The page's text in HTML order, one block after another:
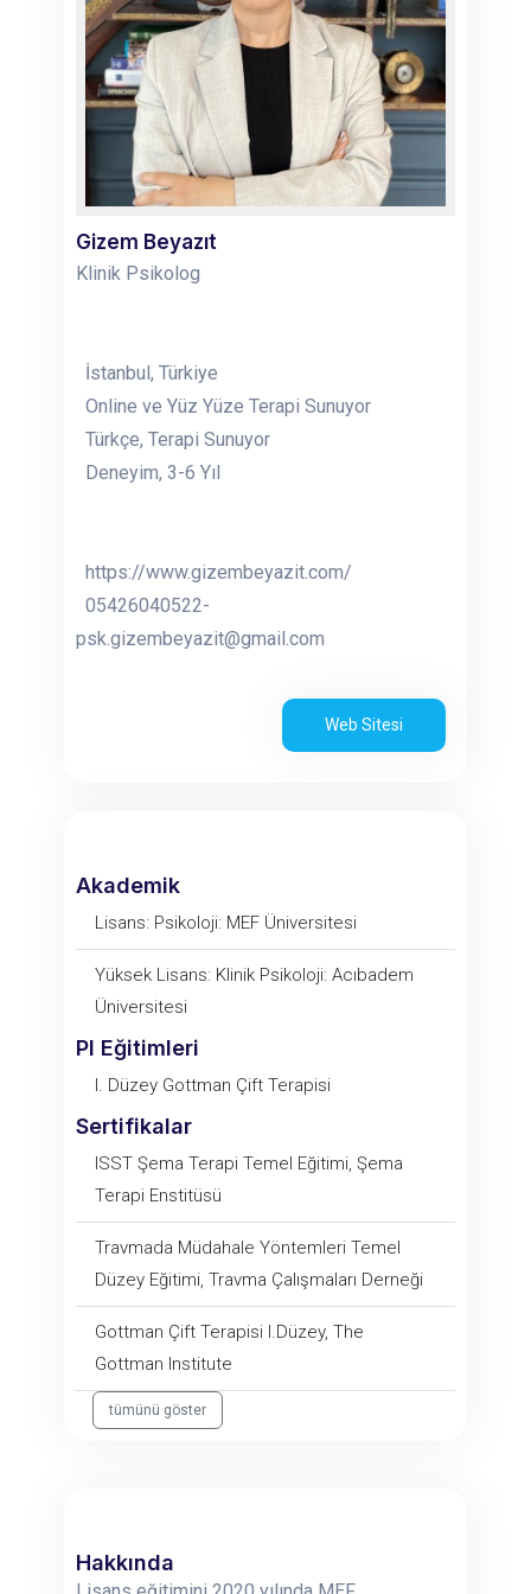
Gizem Beyazıt
Klinik Psikolog
İstanbul, Türkiye
Online ve Yüz Yüze Terapi Sunuyor
Türkçe, Terapi Sunuyor
Deneyim, 3-6 Yıl
https://www.gizembeyazit.com/
05426040522-
psk.gizembeyazit@gmail.com
Web Sitesi
Akademik
Lisans: Psikoloji: MEF Üniversitesi
Yüksek Lisans: Klinik Psikoloji: Acıbadem
Üniversitesi
PI Eğitimleri
I. Düzey Gottman Çift Terapisi
Sertifikalar
ISST Şema Terapi Temel Eğitimi, Şema
Terapi Enstitüsü
Travmada Müdahale Yöntemleri Temel
Düzey Eğitimi, Travma Çalışmaları Derneği
Gottman Çift Terapisi I.Düzey, The
Gottman Institute
tümünü göster
Hakkında